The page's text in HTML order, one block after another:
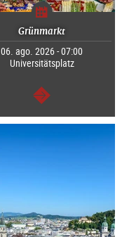
Grünmarkt
06. ago. 2026 - 07:00
Universitätsplatz
segue